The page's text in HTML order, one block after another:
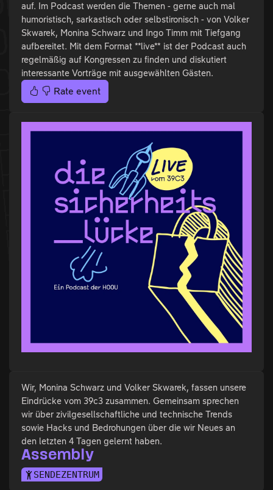
auf. Im Podcast werden die Themen - gerne auch mal
humoristisch, sarkastisch oder selbstironisch - von Volker
Skwarek, Monina Schwarz und Ingo Timm mit Tiefgang
aufbereitet. Mit dem Format **live** ist der Podcast auch
regelmäßig auf Kongressen zu finden und diskutiert
interessante Vorträge mit ausgewählten Gästen.
Rate event
Wir, Monina Schwarz und Volker Skwarek, fassen unsere
Eindrücke vom 39c3 zusammen. Gemeinsam sprechen
wir über zivilgesellschaftliche und technische Trends
sowie Hacks und Bedrohungen über die wir Neues an
den letzten 4 Tagen gelernt haben.
Assembly
SENDEZENTRUM